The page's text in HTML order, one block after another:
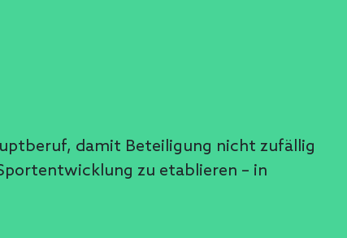
damit Beteiligung nicht zufällig
zu etablieren – in